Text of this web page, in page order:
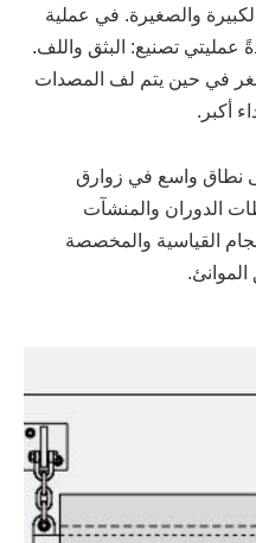
والصغيرة. في عملية
تصنيع: البثق واللف.
في حين يتم لف المصدات
أكبر.
نطاق واسع في زوارق
الدوران والمنشآت
القياسية والمخصصة
الموانئ.